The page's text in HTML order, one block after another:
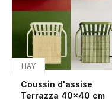
HAY
Coussin d'assise
Terrazza 40x40 cm